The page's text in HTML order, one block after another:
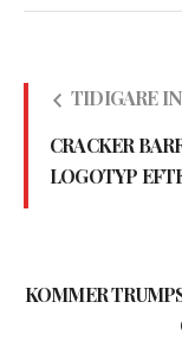
TIDIGARE
CRACKER
LOGOTYP
KOMMER